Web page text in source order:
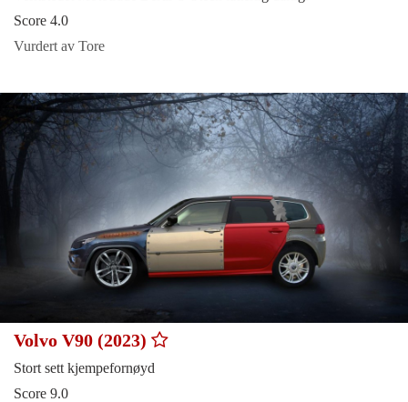
Score 4.0
Vurdert av Tore
Volvo V90 (2023)
Stort sett kjempefornøyd
Score 9.0